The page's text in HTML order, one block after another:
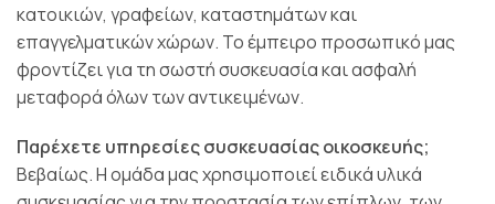
κατοικιών, γραφείων, καταστημάτων και
επαγγελματικών χώρων. Το έμπειρο προσωπικό μας
φροντίζει για τη σωστή συσκευασία και ασφαλή
μεταφορά όλων των αντικειμένων.
Παρέχετε υπηρεσίες συσκευασίας οικοσκευής;
Βεβαίως. Η ομάδα μας χρησιμοποιεί ειδικά υλικά